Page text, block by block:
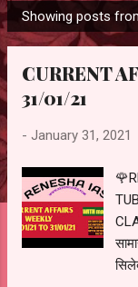
P
o
Showing posts
CURRENT
31/01/21
- January 31, 2021